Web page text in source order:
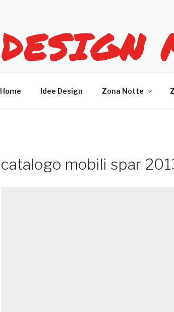
DESIGN
Home Idee Design Zona Notte
catalogo mobili spar